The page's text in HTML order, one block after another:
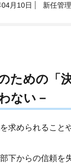
月10日 新任管
ための「
ない－
求められること
下からの信頼を